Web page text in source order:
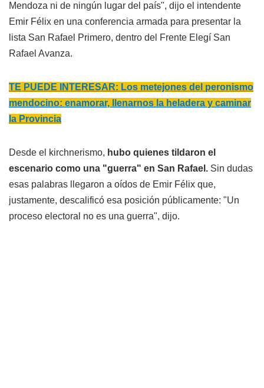
Mendoza ni de ningún lugar del país", dijo el intendente
Emir Félix en una conferencia armada para presentar la
lista San Rafael Primero, dentro del Frente Elegí San
Rafael Avanza.
TE PUEDE INTERESAR: Los metejones del peronismo
mendocino: enamorar, llenarnos la heladera y caminar
la Provincia
Desde el kirchnerismo, hubo quienes tildaron el
escenario como una "guerra" en San Rafael. Sin dudas
esas palabras llegaron a oídos de Emir Félix que,
justamente, descalificó esa posición públicamente: "Un
proceso electoral no es una guerra", dijo.